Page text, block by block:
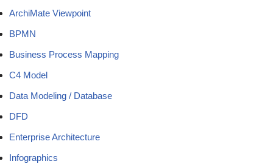
ArchiMate Viewpoint
BPMN
Business Process Mapping
C4 Model
Data Modeling / Database
DFD
Enterprise Architecture
Infographics